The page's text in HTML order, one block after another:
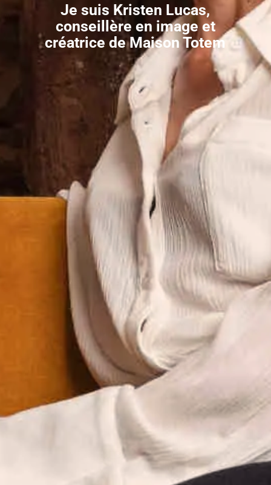
Je suis Kristen Lucas,
conseillère en image et
créatrice de Maison Totem